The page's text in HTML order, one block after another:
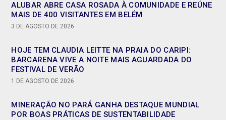
ALUBAR ABRE CASA ROSADA À COMUNIDADE E REÚNE
MAIS DE 400 VISITANTES EM BELÉM
3 DE AGOSTO DE 2026
HOJE TEM CLAUDIA LEITTE NA PRAIA DO CARIPI:
BARCARENA VIVE A NOITE MAIS AGUARDADA DO
FESTIVAL DE VERÃO
1 DE AGOSTO DE 2026
MINERAÇÃO NO PARÁ GANHA DESTAQUE MUNDIAL
POR BOAS PRÁTICAS DE SUSTENTABILIDADE